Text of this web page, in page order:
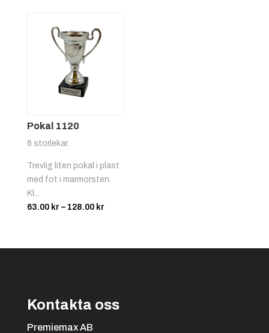
Pokal 1120
6 storlekar.
Trevlig liten pokal i plast
med fot i marmorsten.
Kl...
63.00 kr – 128.00 krPrisintervall:
128.00 kr
Kontakta oss
Premiemax AB